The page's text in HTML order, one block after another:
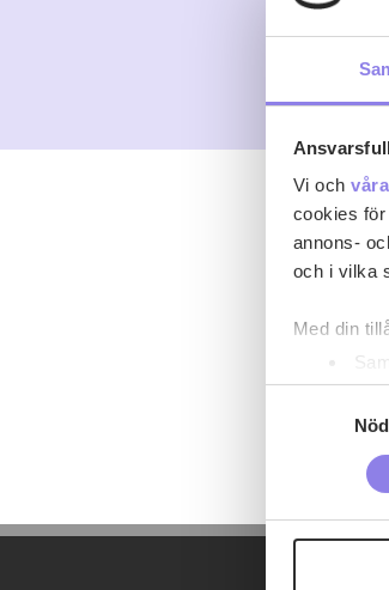
Vi och
cookies för
annons-
och i vilka
Med din
Ta reda
eller dra
eller äldre.